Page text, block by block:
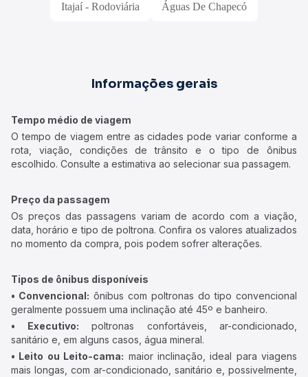
Itajaí - Rodoviária Águas De Chapecó
Informações gerais
Tempo médio de viagem
O tempo de viagem entre as cidades pode variar conforme a
rota, viação, condições de trânsito e o tipo de ônibus
escolhido. Consulte a estimativa ao selecionar sua passagem.
Preço da passagem
Os preços das passagens variam de acordo com a viação,
data, horário e tipo de poltrona. Confira os valores atualizados
no momento da compra, pois podem sofrer alterações.
Tipos de ônibus disponíveis
• Convencional: ônibus com poltronas do tipo convencional
geralmente possuem uma inclinação até 45º e banheiro.
• Executivo: poltronas confortáveis, ar-condicionado,
sanitário e, em alguns casos, água mineral.
• Leito ou Leito-cama: maior inclinação, ideal para viagens
mais longas, com ar-condicionado, sanitário e, possivelmente,